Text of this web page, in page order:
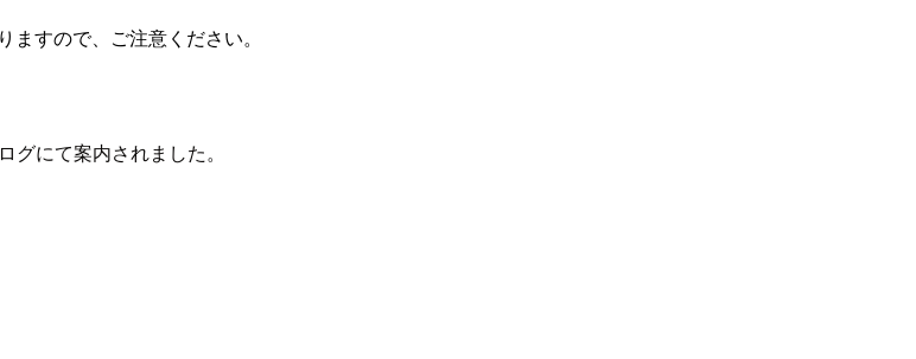
すので、ご注意ください。
にて案内されました。